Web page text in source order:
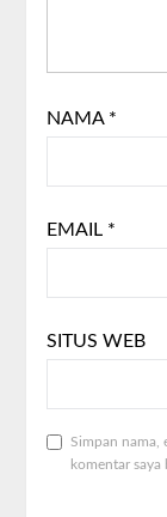
NAMA *
EMAIL *
SITUS WEB
Simpan nama,
komentar saya